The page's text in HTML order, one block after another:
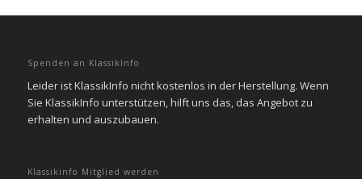
Spenden an KlassikInfo
Leider ist KlassikInfo nicht kostenlos in der Herstellung. Wenn
Sie KlassikInfo unterstützen, hilft uns das, das Angebot zu
erhalten und auszubauen.
Klassikinfo Mitglied werden